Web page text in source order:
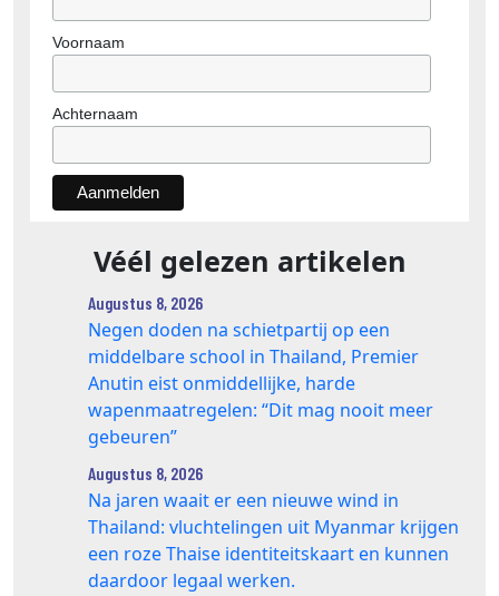
Voornaam
Achternaam
Véél gelezen artikelen
Augustus 8, 2026
Negen doden na schietpartij op een
middelbare school in Thailand, Premier
Anutin eist onmiddellijke, harde
wapenmaatregelen: “Dit mag nooit meer
gebeuren”
Augustus 8, 2026
Na jaren waait er een nieuwe wind in
Thailand: vluchtelingen uit Myanmar krijgen
een roze Thaise identiteitskaart en kunnen
daardoor legaal werken.